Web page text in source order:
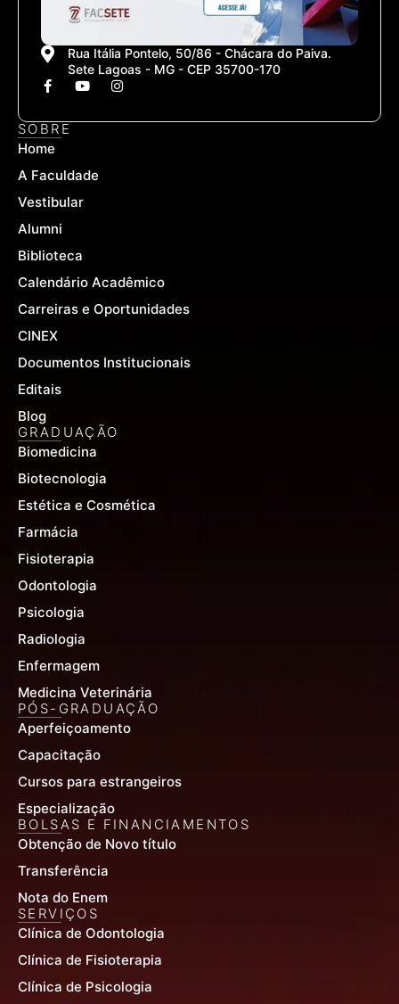
Rua Itália Pontelo, 50/86 - Chácara do Paiva.
Sete Lagoas - MG - CEP 35700-170
F
a
e
b
o
k
f
Y
o
t
I
n
t
SOBRE
Home
A Faculdade
Vestibular
Alumni
Biblioteca
Calendário Acadêmico
Carreiras e Oportunidades
CINEX
Documentos Institucionais
Editais
Blog
GRADUAÇÃO
Biomedicina
Biotecnologia
Estética e Cosmética
Farmácia
Fisioterapia
Odontologia
Psicologia
Radiologia
Enfermagem
Medicina Veterinária
PÓS-GRADUAÇÃO
Aperfeiçoamento
Capacitação
Cursos para estrangeiros
Especialização
BOLSAS E FINANCIAMENTOS
Obtenção de Novo título
Transferência
Nota do Enem
SERVIÇOS
Clínica de Odontologia
Clínica de Fisioterapia
Clínica de Psicologia